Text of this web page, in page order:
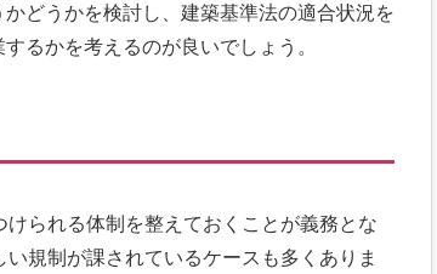
どうかを検討し、建築基準法の適合状況を
るかを考えるのが良いでしょう。
られる体制を整えておくことが義務とな
規制が課されているケースも多くありま